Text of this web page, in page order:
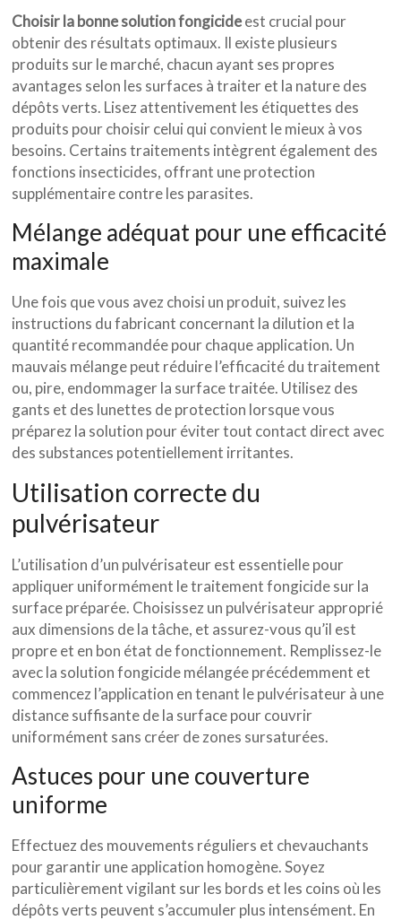
Choisir la bonne solution fongicideest crucial pour
obtenir des résultats optimaux. Il existe plusieurs
produits sur le marché, chacun ayant ses propres
avantages selon les surfaces à traiter et la nature des
dépôts verts. Lisez attentivement les étiquettes des
produits pour choisir celui qui convient le mieux à vos
besoins. Certains traitements intègrent également des
fonctions insecticides, offrant une protection
supplémentaire contre les parasites.
Mélange adéquat pour une efficacité
maximale
Une fois que vous avez choisi un produit, suivez les
instructions du fabricant concernant la dilution et la
quantité recommandée pour chaque application. Un
mauvais mélange peut réduire l’efficacité du traitement
ou, pire, endommager la surface traitée. Utilisez des
gants et des lunettes de protection lorsque vous
préparez la solution pour éviter tout contact direct avec
des substances potentiellement irritantes.
Utilisation correcte du
pulvérisateur
L’utilisation d’un pulvérisateur est essentielle pour
appliquer uniformément le traitement fongicide sur la
surface préparée. Choisissez un pulvérisateur approprié
aux dimensions de la tâche, et assurez-vous qu’il est
propre et en bon état de fonctionnement. Remplissez-le
avec la solution fongicide mélangée précédemment et
commencez l’application en tenant le pulvérisateur à une
distance suffisante de la surface pour couvrir
uniformément sans créer de zones sursaturées.
Astuces pour une couverture
uniforme
Effectuez des mouvements réguliers et chevauchants
pour garantir une application homogène. Soyez
particulièrement vigilant sur les bords et les coins où les
dépôts verts peuvent s’accumuler plus intensément. En